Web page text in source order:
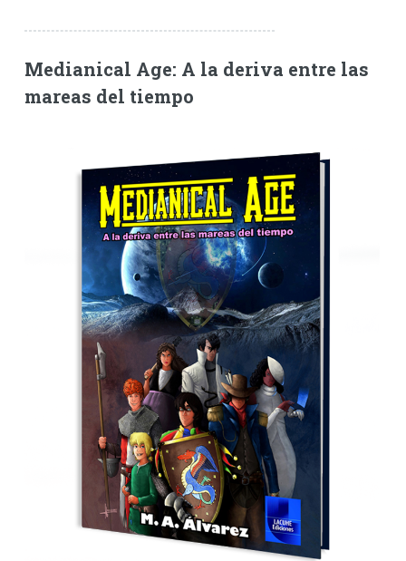
Medianical Age: A la deriva entre las
mareas del tiempo